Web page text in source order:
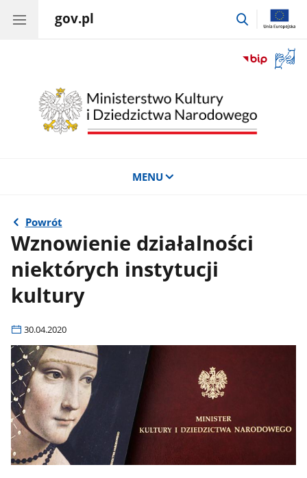
gov.pl
przejdź
okno
MENU
Powrót
Wznowienie działalności
niektórych instytucji
kultury
30.04.2020